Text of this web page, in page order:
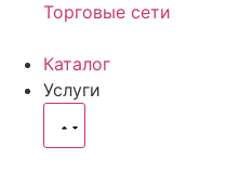
Торговые сети
Каталог
Услуги